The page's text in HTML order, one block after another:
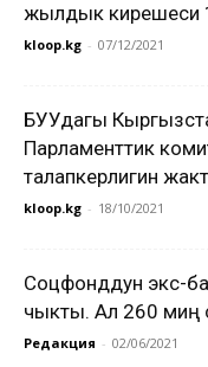
жылдык кирешеси
kloop.kg - 07/12/2021
БУУдагы
Парламенттик
талапкерлигин
kloop.kg - 18/10/2021
Соцфонддун экс-
чыкты. Ал 260 миң
Редакция - 02/06/2021